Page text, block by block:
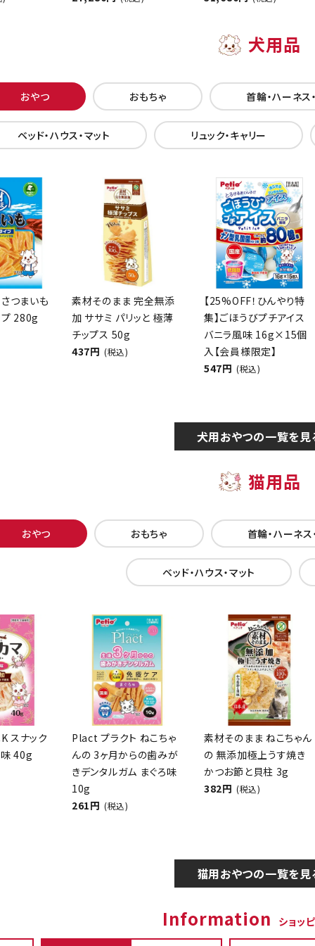
犬用品
おやつ おもちゃ 首輪・ハーネス
ベッド・ハウス・マット リュック・キャリー
つまいも
プ 280g
素材そのまま 完全無添
加 ササミ パリッと 極薄
チップス 50g
437円 (税込)
【25%OFF！ひんやり特
集】ごほうびプチアイス
バニラ風味 16g×15個
入【会員様限定】
547円 (税込)
犬用おやつの一覧を見
猫用品
おやつ おもちゃ 首輪・ハーネス
ベッド・ハウス・マット
スナック
40g
Plact プラクト ねこちゃ
んの 3ヶ月からの歯みが
きデンタルガム まぐろ味
10g
261円 (税込)
素材そのまま ねこちゃん
の 無添加極上うす焼き
かつお節と貝柱 3g
382円 (税込)
猫用おやつの一覧を見
Information ショッ